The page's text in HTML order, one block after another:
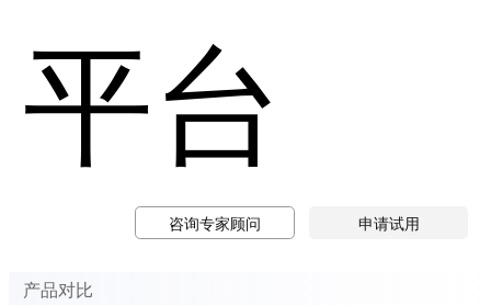
平台
咨询专家顾问 申请试用
产品对比